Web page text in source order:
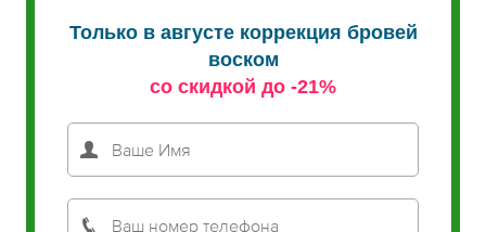
Только в августе коррекция бровей
воском
со скидкой до -21%